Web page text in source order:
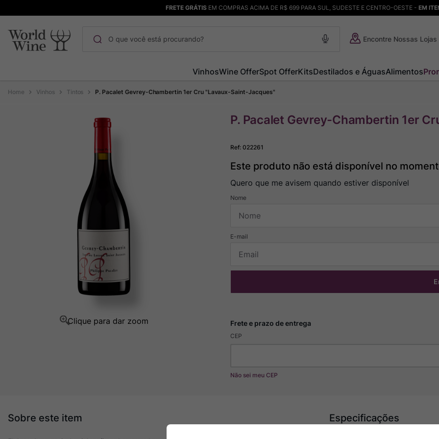
FRETE GRÁTISEM COMPRAS ACIMA DE R$ 699 PARA SUL, SUDESTE E CENTRO-OESTE - EM
Encontre Nossas Lojas
VinhosWine OfferSpot OfferKitsDestilados e ÁguasAlimentos
Vinhos Tintos P. Pacalet Gevrey-Chambertin 1er Cru "Lavaux-Saint-Jacques"
P. Pacalet Gevrey-Chambertin 1er
Ref:022261
Este produto não está disponível no
Quero que me avisem quando estiver disponível
CEP
Não sei meu CEP
Especificações
1º Maçanita
Bodega Garzon
Champagne
Ver Sacrum